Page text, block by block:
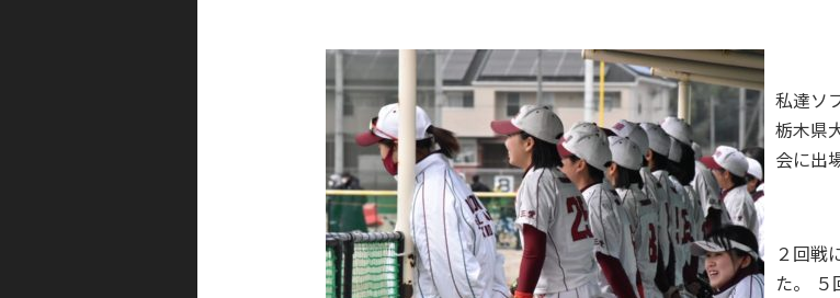
私達ソ
栃木県
会に出
２回戦
た。